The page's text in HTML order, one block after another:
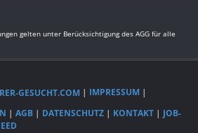
gelten unter Berücksichtigung des AGG für alle
GESUCHT.COM | IMPRESSUM |
| AGB | DATENSCHUTZ | KONTAKT | JOB-